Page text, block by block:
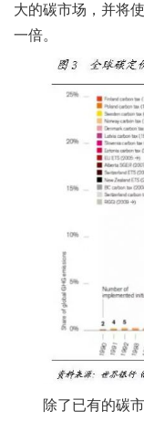
大的碳市场，并将
一倍。
除了已有的碳